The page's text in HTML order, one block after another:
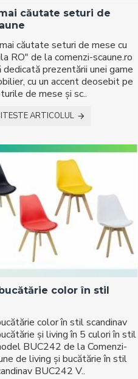
căutate seturi de
căutate seturi de mese cu
RO" de la comenzi-scaune.ro
prezentării unei game
cu un accent deosebit pe
de mese și sc..
ARTICOLUL
color în stil
color în stil scandinav
și living în 5 culori în stil
BUC242 de la Comenzi-
de living și bucătărie în stil
BUC242 V..